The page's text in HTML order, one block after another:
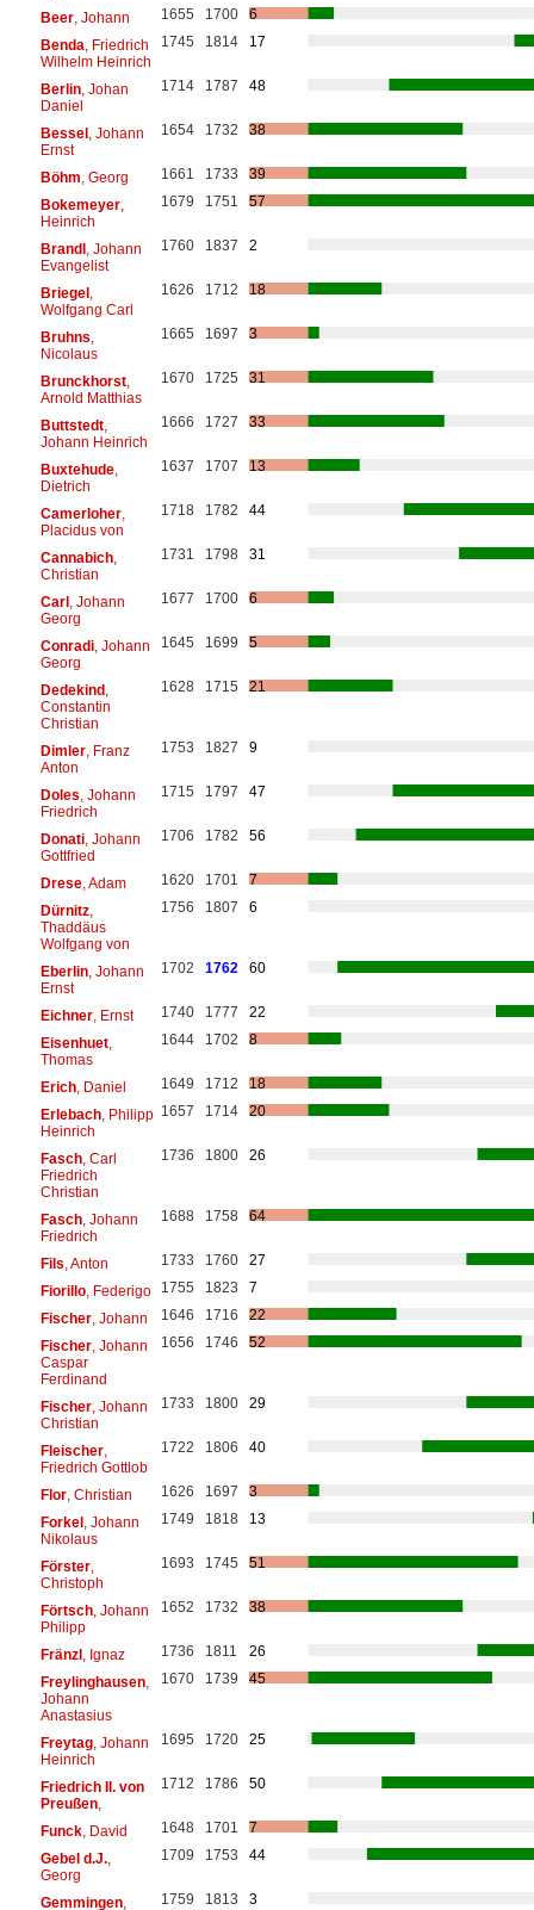
Beer, Johann 1655 1700
6
Benda , Friedrich
Wilhelm Heinrich
1745 1814 17
Berlin, Johan
Daniel
1714 1787 48
Bessel, Johann
Ernst
1654 1732 38
Böhm , Georg 1661 1733
39
Bokemeyer,
Heinrich
1679 1751 57
Brandl, Johann
Evangelist
1760 1837 2
Briegel,
Wolfgang Carl
1626 1712 18
Bruhns
Nicolaus
1665 1697 3
Brunckhorst,
Arnold Matthias
1670 1725 31
Buttstedt,
Johann Heinrich
1666 1727 33
Buxtehude,
Dietrich
1637 1707 13
Camerloher,
Placidus von
1718 1782 44
Cannabich,
Christian
1731 1798 31
Carl, Johann
Georg
1677 1700 6
Conradi, Johann
Georg
1645 1699 5
Dedekind,
Constantin
Christian
1628 1715 21
Dimler, Franz
Anton
1753 1827 9
Doles , Johann
Friedrich
1715 1797 47
Donati, Johann
Gottfried
1706 1782 56
Drese, Adam 1620 1701
7
Dürnitz,
Thaddäus
Wolfgang von
1756 1807 6
Eberlin, Johann
Ernst
1702 1762 60
Eichner, Ernst 1740 1777
22
Eisenhuet,
Thomas
1644 1702 8
Erich, Daniel 1649 1712
18
Erlebach, Philipp
Heinrich
1657 1714 20
Fasch, Carl
Friedrich
Christian
1736 1800 26
Fasch, Johann
Friedrich
1688 1758 64
Fils , Anton 1733 1760
27
Fiorillo, Federigo 1755 1823
7
Fischer, Johann 1646 1716
22
Fischer, Johann
Caspar
Ferdinand
1656 1746 52
Fischer, Johann
Christian
1733 1800 29
Fleischer,
Friedrich Gottlob
1722 1806 40
Flor, Christian 1626 1697
3
Forkel, Johann
Nikolaus
1749 1818 13
Förster,
Christoph
1693 1745 51
Förtsch, Johann
Philipp
1652 1732 38
Fränzl, Ignaz 1736 1811
26
Freylinghausen,
Johann
Anastasius
1670 1739 45
Freytag, Johann
Heinrich
1695 1720 25
Friedrich II. von
Preußen,
1712 1786 50
Funck, David 1648 1701
7
Gebel d.J.,
Georg
1709 1753 44
Gemmingen, 1759 1813 3